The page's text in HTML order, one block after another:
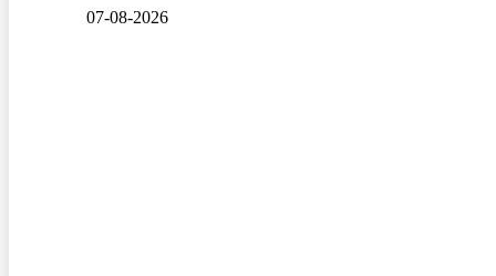
07-08-2026